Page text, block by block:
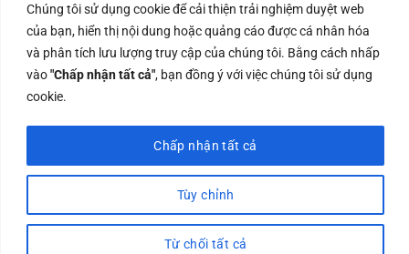
Chúng tôi sử dụng cookie để cải thiện trải nghiệm duyệt web
của bạn, hiển thị nội dung hoặc quảng cáo được cá nhân hóa
và phân tích lưu lượng truy cập của chúng tôi. Bằng cách nhấp
vào"Chấp nhận tất cả", bạn đồng ý với việc chúng tôi sử dụng
cookie.
Tùy chỉnh
Từ chối tất cả
Chấp nhận tất cả
Công ty TNHH Nam Bình Xương - Số ĐKKD: 0108783483
cấp ngày 14/06/2019 bởi Sở Kế Hoạch và Đầu Tư Tp. Hà
Nội
Copyrights @2023 Nam Binh Xuong. All Rights Reserved